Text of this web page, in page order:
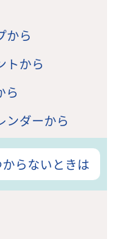
から
トから
ら
ンダーから
らないときは